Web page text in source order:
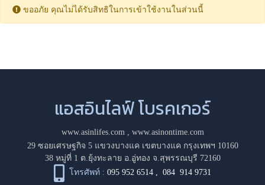
ขออภัย คุณไม่ได้รับสิทธิในการเข้าใช้งานในส่วนนี้
แอสอินไลฟ์ โบรคเกอร์
www.asinlifes.com, www.asinontime.com
29 ซอยเศรษฐกิจ 5 แขวงบางแค เขตบางแค กรุงเทพฯ 10160
38 หมู่ที่ 1 ต.ยุ้งทะลาย อ.อู่ทอง จ.สุพรรณบุรี 72160
โทรศัพท์ : 095 952 6514 ,084 914 9731